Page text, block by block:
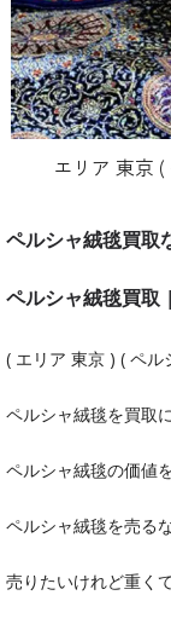
エリア 東京
ペルシャ絨毯買取
ペルシャ絨毯買取
( エリア 東京 ) ( ペ
ペルシャ絨毯を買取
ペルシャ絨毯の価値
ペルシャ絨毯を売る
売りたいけれど重く